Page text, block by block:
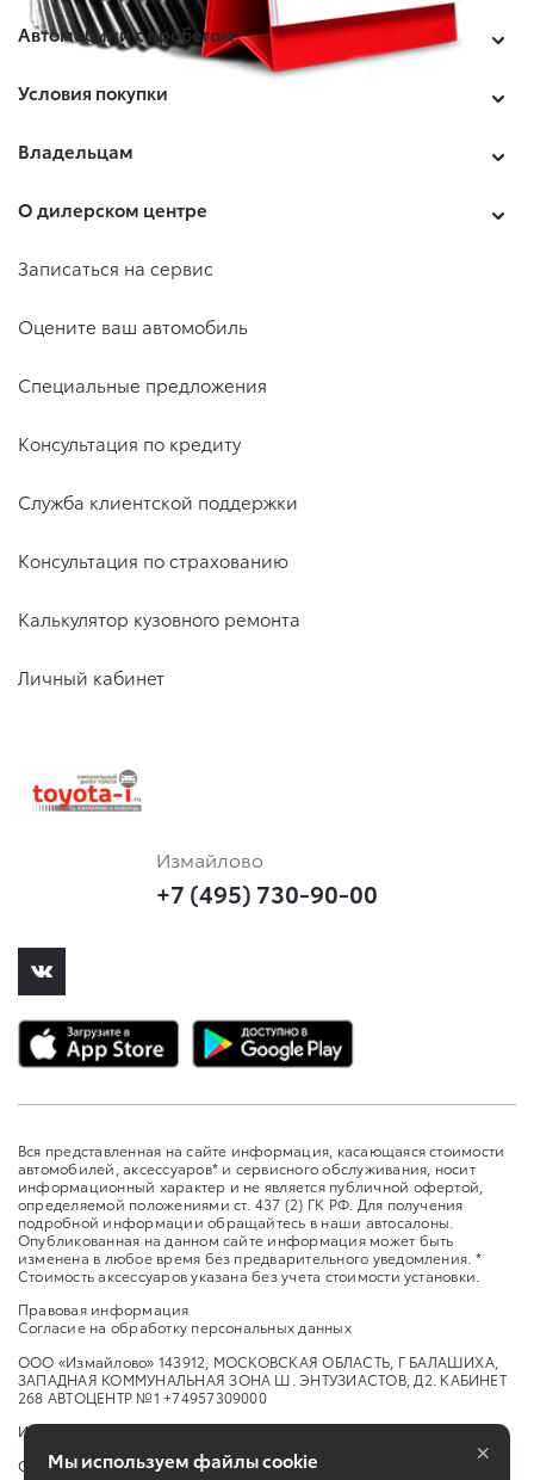
Автомобили с пробегом
Условия покупки
Владельцам
О дилерском центре
Записаться на сервис
Оцените ваш автомобиль
Специальные предложения
Консультация по кредиту
Служба клиентской поддержки
Консультация по страхованию
Калькулятор кузовного ремонта
Личный кабинет
Измайлово
+7 (495) 730-90-00
Вся представленная на сайте информация, касающаяся стоимости
автомобилей, аксессуаров* и сервисного обслуживания, носит
информационный характер и не является публичной офертой,
определяемой положениями ст. 437 (2) ГК РФ. Для получения
подробной информации обращайтесь в наши автосалоны.
Опубликованная на данном сайте информация может быть
изменена в любое время без предварительного уведомления. *
Стоимость аксессуаров указана без учета стоимости установки.
Правовая информация
Согласие на обработку персональных данных
ООО «Измайлово» 143912, МОСКОВСКАЯ ОБЛАСТЬ, Г БАЛАШИХА,
ЗАПАДНАЯ КОММУНАЛЬНАЯ ЗОНА Ш. ЭНТУЗИАСТОВ, Д2. КАБИНЕТ
268 АВТОЦЕНТР №1 +74957309000
Изменить настройку cookies
Сбросить cookie
Мы используем файлы cookie ×